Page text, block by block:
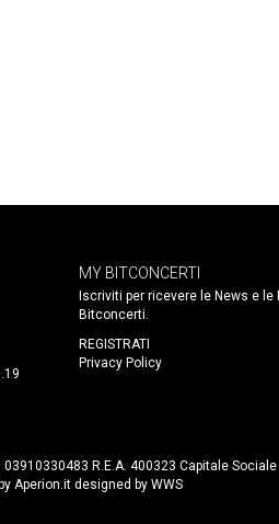
MY BITCONCERTI
Iscriviti per ricevere le News e le
Bitconcerti.
REGISTRATI
Privacy Policy
03910330483 R.E.A. 400323 Capitale
Aperion.it designed by WWS